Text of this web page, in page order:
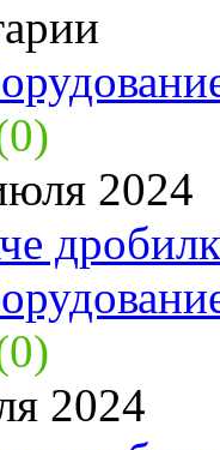
2024
2024